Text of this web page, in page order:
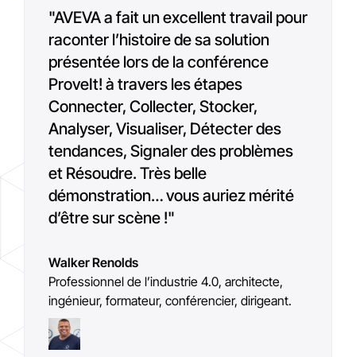
raconter l’histoire de sa solution
présentée lors de la conférence
ProveIt! à travers les étapes
Connecter, Collecter, Stocker,
Analyser, Visualiser, Détecter des
tendances, Signaler des problèmes
et Résoudre. Très belle
démonstration… vous auriez mérité
d’être sur scène !"
Professionnel de l’industrie 4.0, architecte,
ingénieur, formateur, conférencier, dirigeant.